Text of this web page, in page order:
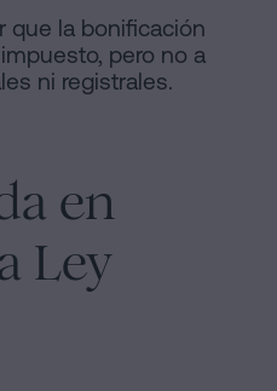
que la bonificación
pero no a
ni registrales.
en
Ley